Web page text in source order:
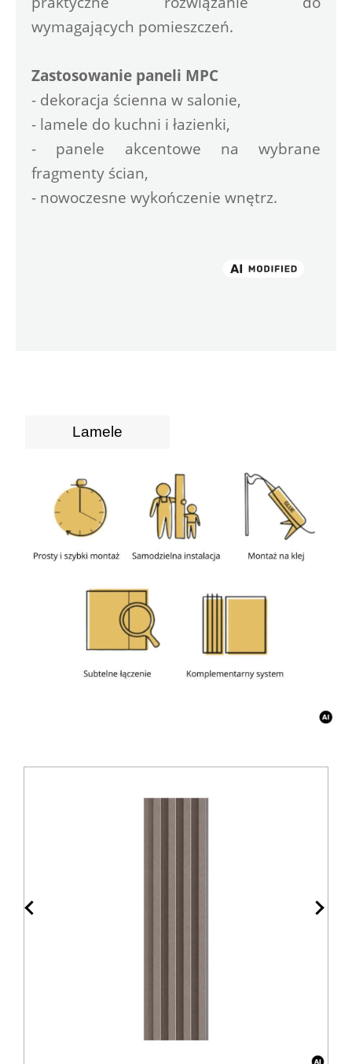
wymagających pomieszczeń.
Zastosowanie paneli MPC
- dekoracja ścienna w salonie,
- lamele do kuchni i łazienki,
- panele akcentowe na wybrane
fragmenty ścian,
- nowoczesne wykończenie wnętrz.
Lamele